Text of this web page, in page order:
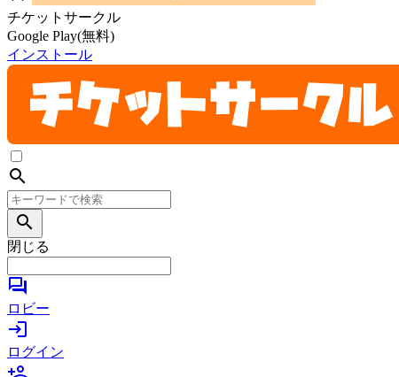
チケットサークル
Google Play(無料)
インストール
search
search
閉じる
forum
ロビー
login
ログイン
person_add